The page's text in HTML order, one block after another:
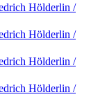
Hölderlin /
Hölderlin /
Hölderlin /
Hölderlin /